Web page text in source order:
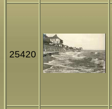
25420